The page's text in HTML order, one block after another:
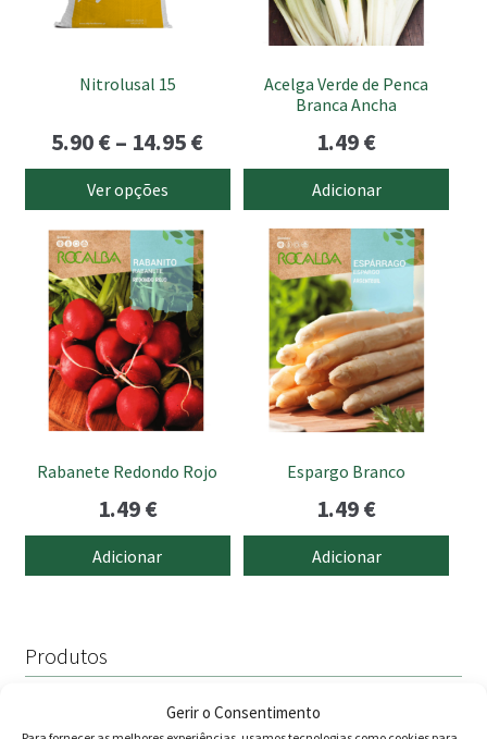
Gerir o Consentimento
Nitrolusal 15
5.90€– 14.95€Price
range:
5.90 €
through
14.95 €
Ver opções
options
page
Acelga Verde de Penca
Branca Ancha
1.49€
Adicionar
Rabanete Redondo Rojo
1.49€
Adicionar
Espargo Branco
1.49€
Adicionar
Produtos